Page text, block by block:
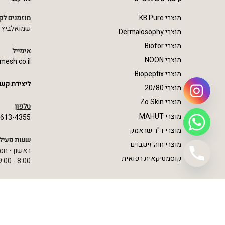
מוצרי KB Pure
מוצרי Dermalosophy
מוצרי Biofor
מוצרי NOON
מוצרי Biopeptix
מוצרי 20/80
מוצרי Zo Skin
מוצרי MAHUT
מוצרי ד"ר שראמק
מוצרי חוה זינגבוים
קוסמטיקאית רפואית
מוזמנים
שמואלביץ מרדכי
אימייל
ליצירת
טלפון
4355
שעות
ראשון -
8:00 - 19:00